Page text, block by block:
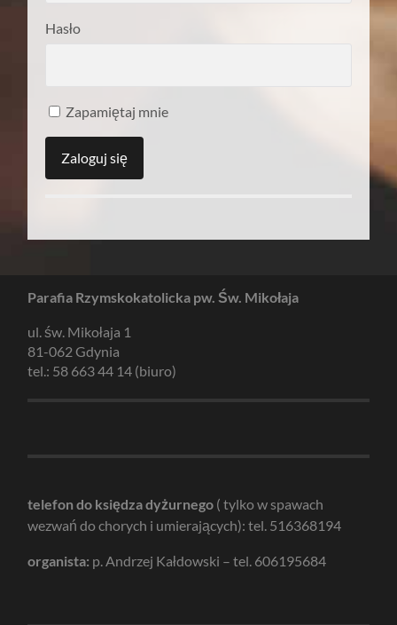
Hasło
Zapamiętaj mnie
Parafia Rzymskokatolicka pw. Św. Mikołaja
ul. św. Mikołaja 1
81-062 Gdynia
tel.: 58 663 44 14 (biuro)
telefon do księdza dyżurnego ( tylko w spawach
wezwań do chorych i umierających): tel. 516368194
organista: p. Andrzej Kałdowski – tel. 606195684